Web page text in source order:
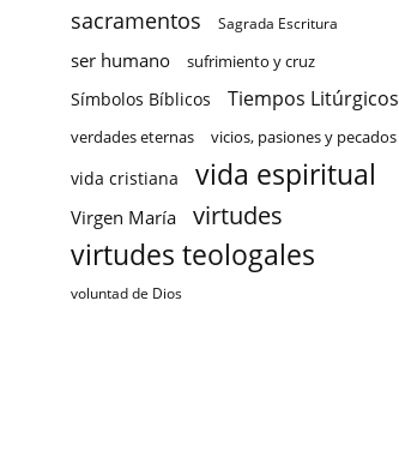
sacramentos Sagrada Escritura
ser humano sufrimiento y cruz
Símbolos Bíblicos Tiempos Litúrgicos
verdades eternas vicios, pasiones y pecados
vida cristiana vida espiritual
Virgen María virtudes
virtudes teologales
voluntad de Dios